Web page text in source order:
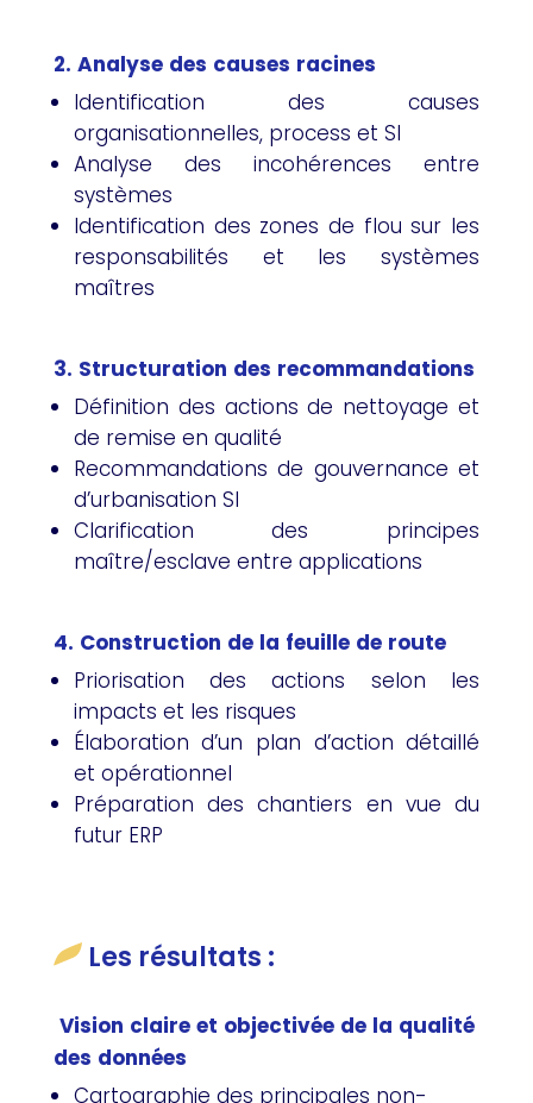
2. Analyse des causes racines
Identification des causes
organisationnelles, process et SI
Analyse des incohérences entre
systèmes
Identification des zones de flou sur les
responsabilités et les systèmes
maîtres
3. Structuration des recommandations
Définition des actions de nettoyage et
de remise en qualité
Recommandations de gouvernance et
d’urbanisation SI
Clarification des principes
maître/esclave entre applications
4. Construction de la feuille de route
Priorisation des actions selon les
impacts et les risques
Élaboration d’un plan d’action détaillé
et opérationnel
Préparation des chantiers en vue du
futur ERP
Les résultats :
Vision claire et objectivée de la qualité
des données
Cartographie des principales non-